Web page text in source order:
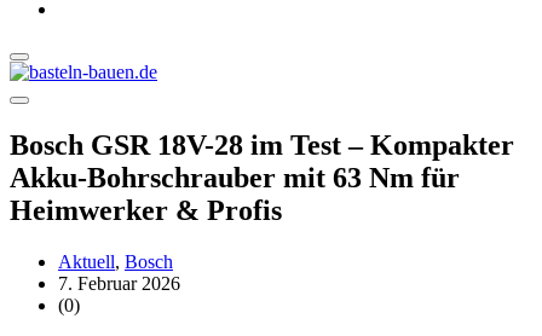
Bosch GSR 18V-28 im Test – Kompakter
Akku-Bohrschrauber mit 63 Nm für
Heimwerker & Profis
Aktuell, Bosch
7. Februar 2026
(0)